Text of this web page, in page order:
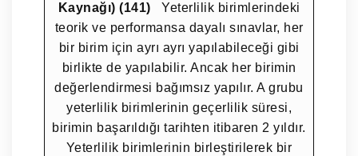
Kaynağı) (141) Yeterlilik birimlerindeki
teorik ve performansa dayalı sınavlar, her
bir birim için ayrı ayrı yapılabileceği gibi
birlikte de yapılabilir. Ancak her birimin
değerlendirmesi bağımsız yapılır. A grubu
yeterlilik birimlerinin geçerlilik süresi,
birimin başarıldığı tarihten itibaren 2 yıldır.
Yeterlilik birimlerinin birleştirilerek bir